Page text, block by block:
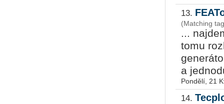
13.
(Matching
...
tomu
a
Pondělí, 21
14.